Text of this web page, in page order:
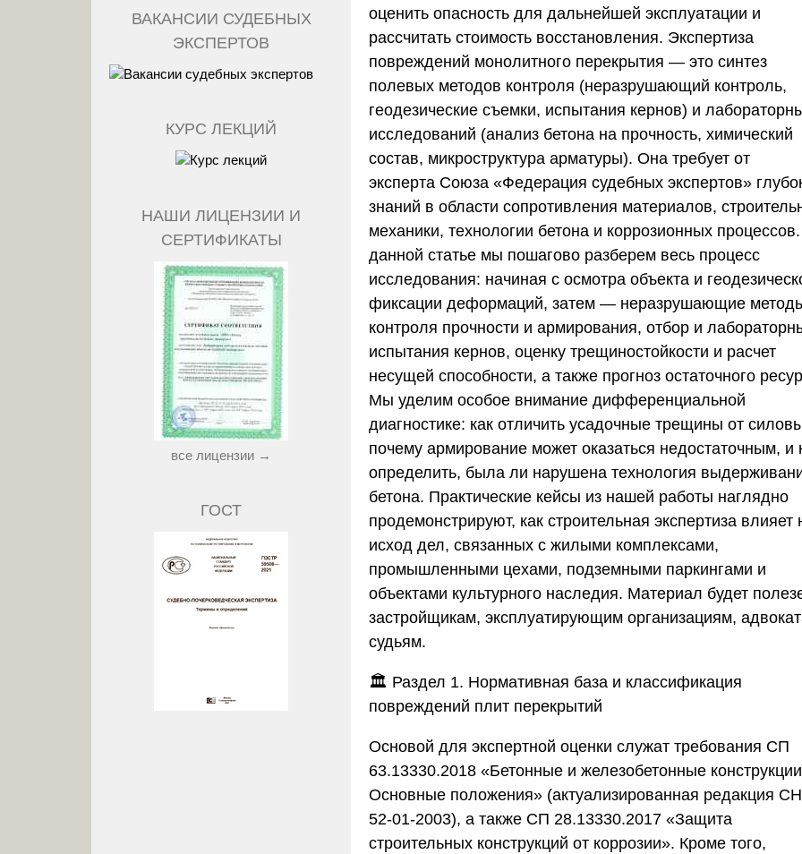
оценить опасность для дальнейшей эксплуатации и
рассчитать стоимость восстановления. Экспертиза
повреждений монолитного перекрытия — это синтез
полевых методов контроля (неразрушающий контроль,
геодезические съемки, испытания кернов) и
исследований (анализ бетона на прочность, химический
состав, микроструктура арматуры). Она требует от
эксперта Союза «Федерация судебных экспертов»
знаний в области сопротивления материалов,
механики, технологии бетона и коррозионных
данной статье мы пошагово разберем весь процесс
исследования: начиная с осмотра объекта и
фиксации деформаций, затем — неразрушающие
контроля прочности и армирования, отбор и
испытания кернов, оценку трещиностойкости и расчет
несущей способности, а также прогноз остаточного
Мы уделим особое внимание дифференциальной
диагностике: как отличить усадочные трещины от
почему армирование может оказаться недостаточным, и
определить, была ли нарушена технология
бетона. Практические кейсы из нашей работы наглядно
продемонстрируют, как строительная экспертиза влияет
исход дел, связанных с жилыми комплексами,
промышленными цехами, подземными паркингами и
объектами культурного наследия. Материал будет
застройщикам, эксплуатирующим организациям,
судьям.
🏛️ Раздел 1. Нормативная база и классификация
повреждений плит перекрытий
Основой для экспертной оценки служат требования СП
63.13330.2018 «Бетонные и железобетонные
Основные положения» (актуализированная редакция
52-01-2003), а также СП 28.13330.2017 «Защита
строительных конструкций от коррозии». Кроме того,
ВАКАНСИИ СУДЕБНЫХ
ЭКСПЕРТОВ
КУРС ЛЕКЦИЙ
НАШИ ЛИЦЕНЗИИ И
СЕРТИФИКАТЫ
все лицензии →
ГОСТ